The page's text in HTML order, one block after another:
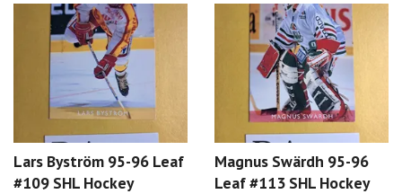
Lars Byström 95-96 Leaf
#109 SHL Hockey
Magnus Swärdh 95-96
Leaf #113 SHL Hockey